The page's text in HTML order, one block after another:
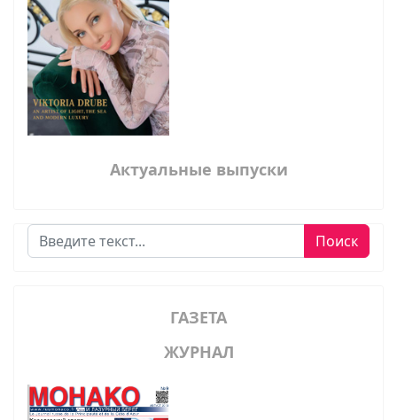
Актуальные выпуски
Поиск Поиск
ГАЗЕТА
ЖУРНАЛ